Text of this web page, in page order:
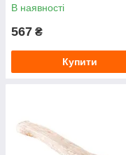
В наявності
567 ₴
Купити